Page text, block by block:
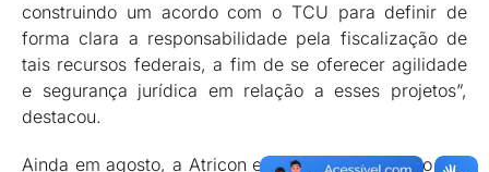
construindo um acordo com o TCU para definir de
forma clara a responsabilidade pela fiscalização de
tais recursos federais, a fim de se oferecer agilidade
e segurança jurídica em relação a esses projetos”,
destacou.
Ainda em agosto, a Atricon encaminhou um ofício aos